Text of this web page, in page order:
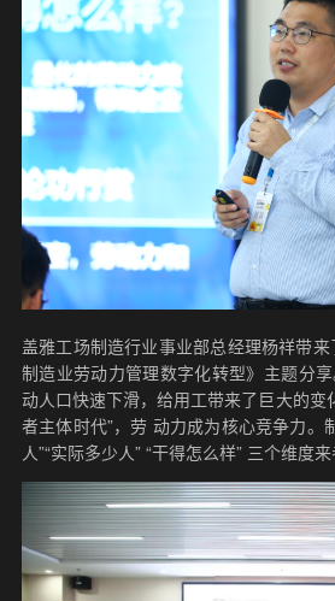
盖雅工场制造行业事业部总经理杨祥带
制造业劳动力管理数字化转型》主题分
动人口快速下滑，给用工带来了巨大的变
者主体时代”，劳 动力成为核心竞争力。
人”“实际多少人” “干得怎么样” 三个维度